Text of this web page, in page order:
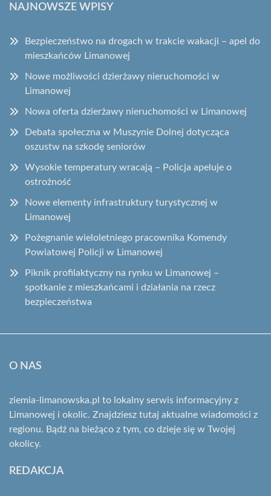
NAJNOWSZE WPISY
Bezpieczeństwo na drogach w trakcie wakacji – apel do
mieszkańców Limanowej
Nowe możliwości dzierżawy nieruchomości w
Limanowej
Nowa oferta dzierżawy nieruchomości w Limanowej
Debata społeczna w Muszynie Dolnej dotycząca
oszustw na szkodę seniorów
Wysokie temperatury wracają – Policja apeluje o
ostrożność
Nowe elementy infrastruktury turystycznej w
Limanowej
Pożegnanie wieloletniego pracownika Komendy
Powiatowej Policji w Limanowej
Piknik profilaktyczny na rynku w Limanowej –
spotkanie z mieszkańcami i działania na rzecz
bezpieczeństwa
O NAS
ziemia-limanowska.pl to lokalny serwis informacyjny z
Limanowej i okolic. Znajdziesz tutaj aktualne wiadomości z
regionu. Bądź na bieżąco z tym, co dzieje się w Twojej
okolicy.
REDAKCJA